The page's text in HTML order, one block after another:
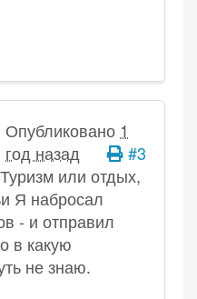
Опубликовано 1
год назад
#3
или отдых,
Я набросал
- и отправил
в какую
не знаю.